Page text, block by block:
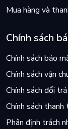
Mua hàng và
Chính sách
Chính sách bảo
Chính sách vận
Chính sách đổi trả
Chính sách thanh
Phân định trách